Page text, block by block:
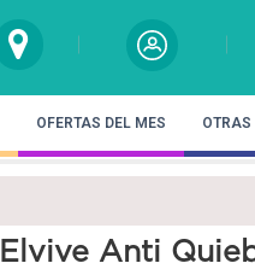
OFERTAS DEL MES OTRAS
Anti